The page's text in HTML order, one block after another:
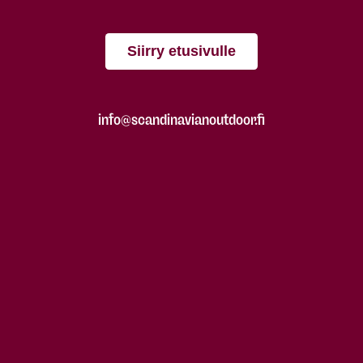
Siirry etusivulle
info@scandinavianoutdoor.fi